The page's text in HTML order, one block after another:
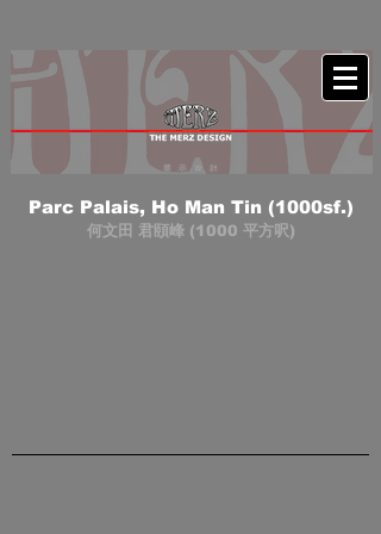
Parc Palais, Ho Man Tin (1000sf.)
何文田 君頤峰 (1000 平方呎)